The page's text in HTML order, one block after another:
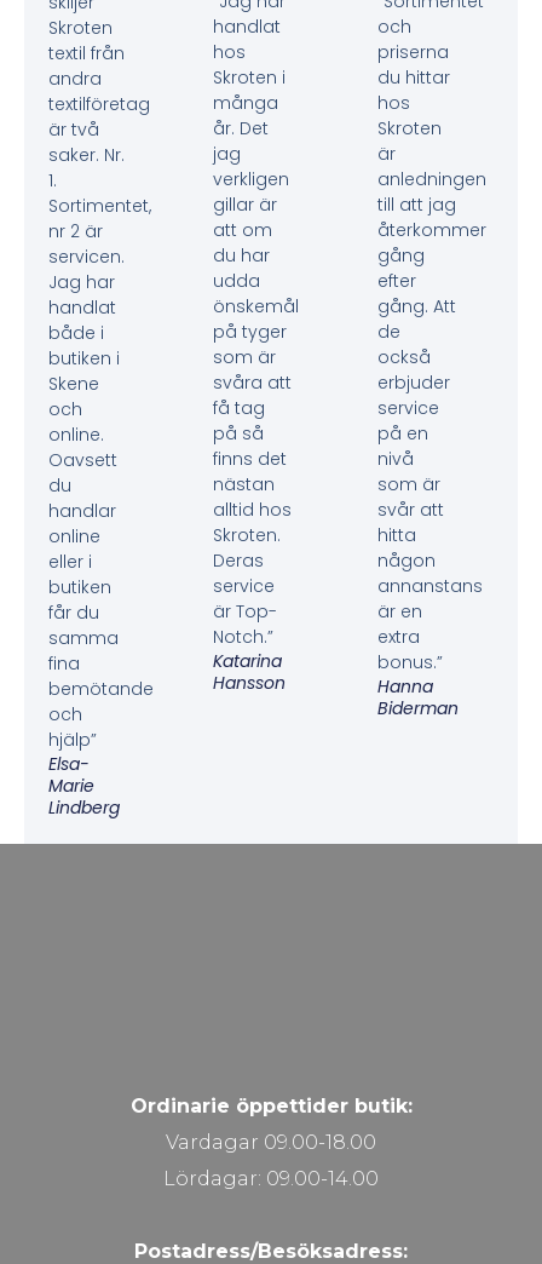
Skroten
textil från
andra
textilföretag
är två
saker. Nr.
1.
Sortimentet,
nr 2 är
servicen.
Jag har
handlat
både i
butiken i
Skene
och
online.
Oavsett
du
handlar
online
eller i
butiken
får du
samma
fina
bemötande
och
hjälp”
Elsa-
Marie
Lindberg
handlat
hos
Skroten i
många
år. Det
jag
verkligen
gillar är
att om
du har
udda
önskemål
på tyger
som är
svåra att
få tag
på så
finns det
nästan
alltid hos
Skroten.
Deras
service
är Top-
Notch.”
Katarina
Hansson
och
priserna
du hittar
hos
Skroten
är
anledningen
till att jag
återkommer
gång
efter
gång. Att
de
också
erbjuder
service
på en
nivå
som är
svår att
hitta
någon
annanstans
är en
extra
bonus.”
Hanna
Biderman
Ordinarie öppettider butik:
Vardagar 09.00-18.00
Lördagar: 09.00-14.00
Postadress/Besöksadress: